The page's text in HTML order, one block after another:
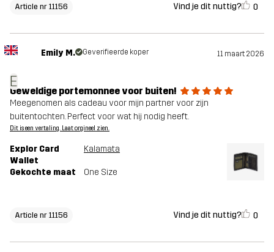
Article nr 11156 Vind je dit nuttig? 0
E
Emily M. Geverifieerde koper 11 maart 2026
Geweldige portemonnee voor buiten!
Meegenomen als cadeau voor mijn partner voor zijn
buitentochten. Perfect voor wat hij nodig heeft.
Dit is een vertaling. Laat orgineel zien.
Explor Card
Wallet
Kalamata
Gekochte maat One Size
Article nr 11156 Vind je dit nuttig? 0